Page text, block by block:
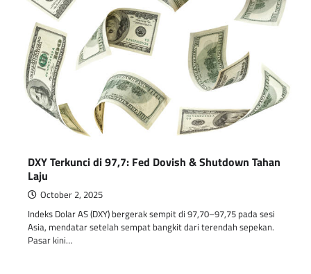
DXY Terkunci di 97,7: Fed Dovish & Shutdown Tahan
Laju
October 2, 2025
Indeks Dolar AS (DXY) bergerak sempit di 97,70–97,75 pada sesi
Asia, mendatar setelah sempat bangkit dari terendah sepekan.
Pasar kini…